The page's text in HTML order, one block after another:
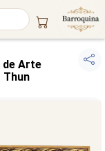
de Arte
Thun